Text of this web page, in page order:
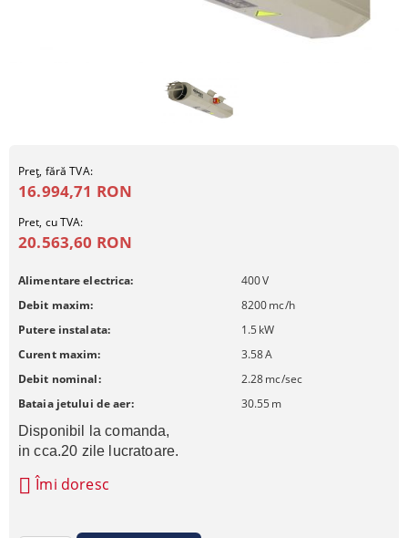
Preţ, fără TVA:
16.994,71 RON
Pret, cu TVA:
20.563,60 RON
Alimentare electrica: 400V
Debit maxim:
8200mc/h
Putere instalata:
1.5 kW
Curent maxim:
3.58A
Debit nominal:
2.28mc/sec
Bataia jetului de aer:
30.55 m
Disponibil la comanda,
in cca.20 zile lucratoare.
Îmi doresc